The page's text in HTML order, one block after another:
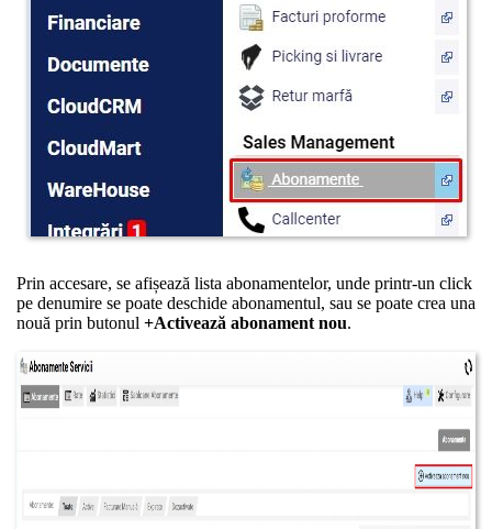
Prin accesare, se afișează lista abonamentelor, unde printr-un click
pe denumire se poate deschide abonamentul, sau se poate crea una
nouă prin butonul +Activează abonament nou.